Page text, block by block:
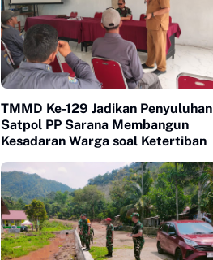
TMMD Ke-129 Jadikan Penyuluhan
Satpol PP Sarana Membangun
Kesadaran Warga soal Ketertiban